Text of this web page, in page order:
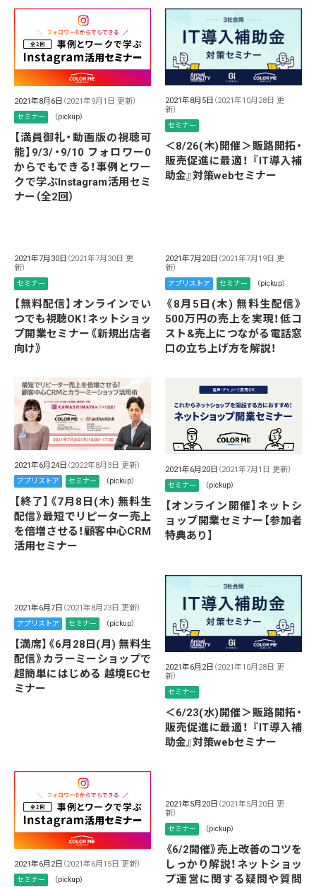
2021年8月6日 （2021年9月1日 更新）
セミナー （pickup）
【満員御礼・動画版の視聴可
能】9/3/・9/10 フォロワー0
からでもできる！事例とワー
クで学ぶInstagram活用セミ
ナー（全2回）
2021年8月5日 （2021年10月28日 更
新）
セミナー
＜8/26(木)開催＞販路開拓・
販売促進に最適！ 『IT導入補
助金』対策webセミナー
2021年7月30日 （2021年7月30日 更
新）
セミナー
【無料配信】オンラインでい
つでも視聴OK！ネットショッ
プ開業セミナー《新規出店者
向け》
2021年7月20日 （2021年7月19日 更
新）
アプリストア セミナー （pickup）
《8月5日(木) 無料生配信》
500万円の売上を実現！低コ
スト&売上につながる電話窓
口の立ち上げ方を解説！
2021年6月24日 （2022年8月3日 更新）
アプリストア セミナー （pickup）
【終了】《7月8日(木) 無料生
配信》最短でリピーター売上
を倍増させる！顧客中心CRM
活用セミナー
2021年6月20日 （2021年7月1日 更新）
セミナー （pickup）
【オンライン開催】ネットシ
ョップ開業セミナー【参加者
特典あり】
2021年6月7日 （2021年8月23日 更新）
アプリストア セミナー （pickup）
【満席】《6月28日(月) 無料生
配信》カラーミーショップで
超簡単にはじめる 越境ECセ
ミナー
2021年6月2日 （2021年10月28日 更
新）
セミナー
＜6/23(水)開催＞販路開拓・
販売促進に最適！ 『IT導入補
助金』対策webセミナー
2021年6月2日 （2021年6月15日 更新）
セミナー （pickup）
2021年5月20日 （2021年5月20日 更
新）
セミナー （pickup）
《6/2開催》売上改善のコツを
しっかり解説！ネットショッ
プ運営に関する疑問や質問